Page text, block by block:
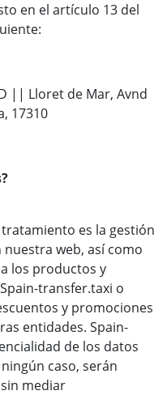
en el artículo 13 del
|| Lloret de Mar, Avnd
17310
es la gestión
web, así como
los productos y
transfer.taxi o
y promociones
entidades. Spain-
de los datos
caso, serán
mediar